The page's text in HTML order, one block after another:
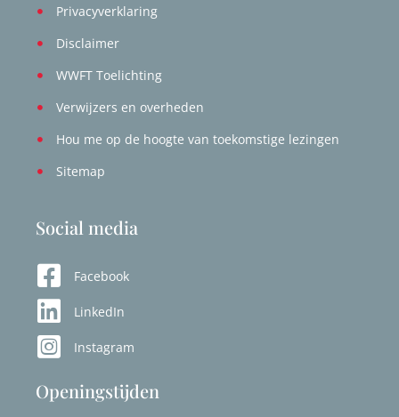
Privacyverklaring
Disclaimer
WWFT Toelichting
Verwijzers en overheden
Hou me op de hoogte van toekomstige lezingen
Sitemap
Social media
Facebook
LinkedIn
Instagram
Openingstijden